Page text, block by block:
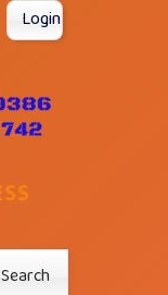
Search
Login